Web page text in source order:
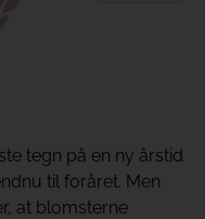
tegn på en ny årstid
til foråret. Men
at blomsterne